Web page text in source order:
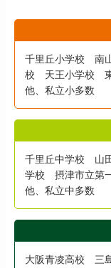
千里丘小学校 南
校 天王小学校
他、私立小多数
千里丘中学校 山
学校 摂津市立第
他、私立中多数
大阪青凌高校 三